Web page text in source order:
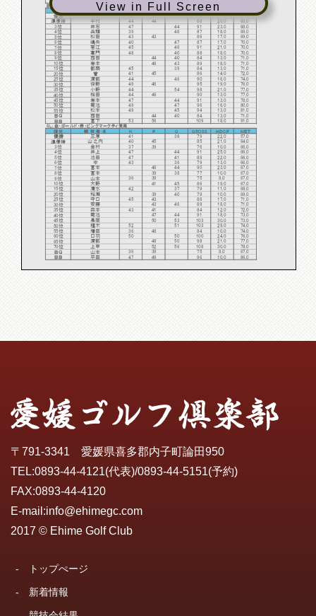
View in Full Screen
Ｂ：コンペティションマークティ使用・ＨＤ13以上
順位
競 技 者 名 Ｋ Q GROSS ＨＤCP
優勝 尾上 48 46 94 27.0
67.0
準優勝
中村 44 44 88 20.0
68.0
3位
井石 47 44 91 23.0
68.0
4位
兵頭 39 48 87 18.0
69.0
5位
松田 43 43 86 17.0
69.0
6位
嶋矢 40 47 87 17.0
70.0
7位
若江 45 46 91 21.0
70.0
8位
高門 48 40 88 18.0
70.0
9位
西田 44 40 84 13.0
71.0
10位
岩本 46 43 89 18.0
71.0
15位
都築 45 39 84 13.0
71.0
20位
菅 41 45 86 14.0
72.0
25位
渡部 44 46 90 16.0
74.0
30位
俊野 49 46 95 19.0
76.0
35位
小野 44 54 98 21.0
77.0
40位
桧田 44 46 90 13.0
77.0
45位
岩本 47 44 91 13.0
78.0
50位
菊池 49 47 96 16.0
80.0
55位
松本 49 45 94 13.0
81.0
ＢＧ
西田 44 40 84 13.0
71.0
ＢＢ
宮下 53 56 109 18.0 91.0
SL：白・ゴールド・赤・ピンクマークティ使用
順位
競 技 者 名 Ｋ Ｐ Q GROSS ＨＤCP ＮＥＴ
優勝 三原 41 38 79 22.0
57.0
準優勝
山之内 40 45 85 21.0
64.0
3位
金村 37 39 76 10.0
66.0
4位
井上 47 44 91 25.0
66.0
5位
池田 47 41 88 22.0
66.0
6位
中 43 36 79 13.0
66.0
7位
宮本 46 44 90 23.0
67.0
8位
宮本 39 38 77 10.0
67.0
9位
山本 36 39 75 8.0
67.0
10位
大野 41 45 86 19.0
67.0
15位
清水 42 37 79 11.0
68.0
20位
稲瀬 39 40 79 10.0
69.0
25位
守口 45 43 88 17.0
71.0
30位
安藤 43 46 89 18.0
71.0
35位
森本 43 41 84 12.0
72.0
40位
菊池 47 44 91 18.0
73.0
45位
長岡 50 53 103 30.0
73.0
50位
植木 52 51 103 29.0
74.0
55位
増田 36 48 84 10.0
74.0
60位
口羽 50 50 100 24.0
76.0
65位
渡部 48 50 98 21.0
77.0
70位
上甲 52 56 108 30.0
78.0
ＢＧ
山本 36 39 75 8.0
67.0
ＢＢ
平田 47 49 96 10.0 86.0
〒791-3341 愛媛県喜多郡内子町論田950
TEL:0893-44-4121(代表)/0893-44-5151(予約)
FAX:0893-44-4120
E-mail:info@ehimegc.com
2017 © Ehime Golf Club
- トップぺージ
- 新着情報